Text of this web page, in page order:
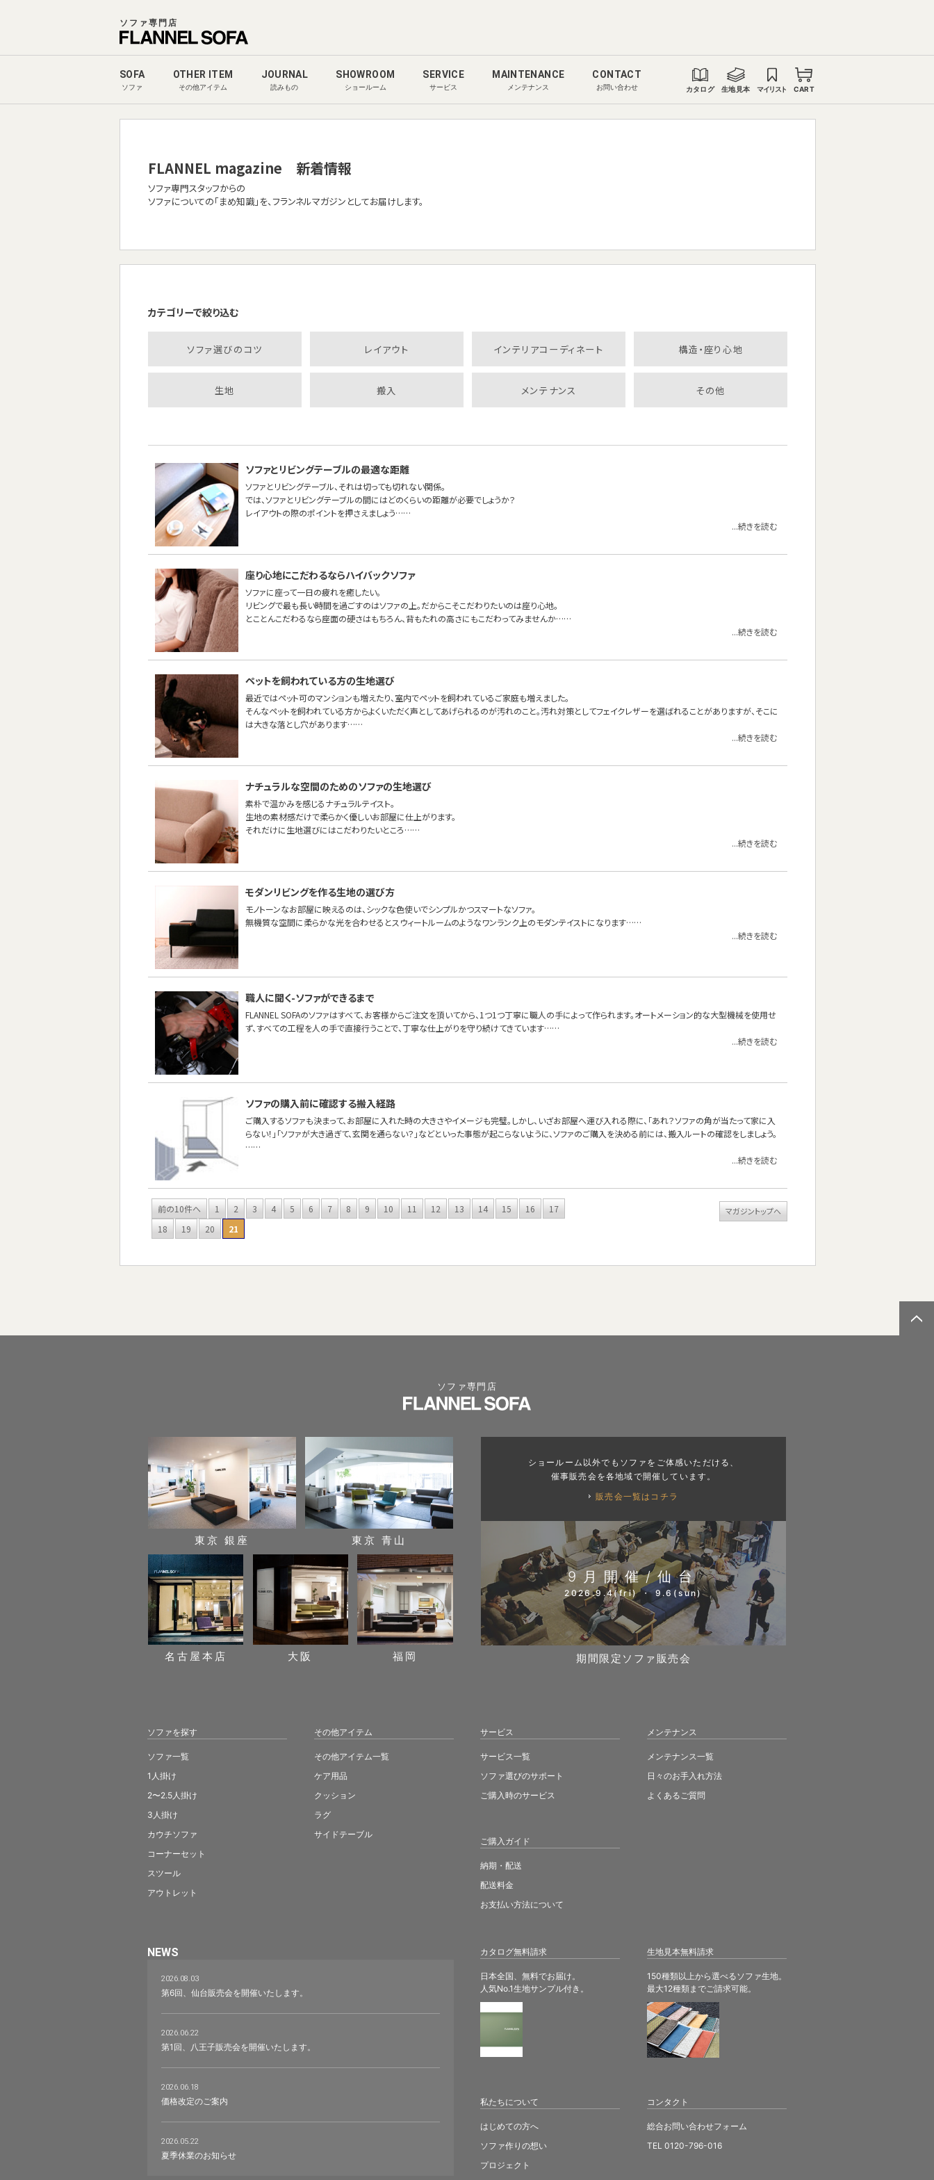
ソファ専門店
SOFA
ソファ
OTHER ITEM
その他アイテム
JOURNAL
読みもの
SHOWROOM
ショールーム
SERVICE
サービス
MAINTENANCE
メンテナンス
CONTACT
お問い合わせ カタログ 生地見本 マイリスト CART
FLANNEL magazine 新着情報
ソファ専門スタッフからの
ソファについての「まめ知識」を、フランネルマガジンとしてお届けします。
カテゴリーで絞り込む
ソファ選びのコツ レイアウト インテリアコーディネート 構造・座り心地
生地 搬入 メンテナンス その他
ソファとリビングテーブルの最適な距離
ソファとリビングテーブル、それは切っても切れない関係。
では、ソファとリビングテーブルの間にはどのくらいの距離が必要でしょうか？
レイアウトの際のポイントを押さえましょう……
...続きを読む
座り心地にこだわるならハイバックソファ
ソファに座って一日の疲れを癒したい。
リビングで最も長い時間を過ごすのはソファの上。だからこそこだわりたいのは座り心地。
とことんこだわるなら座面の硬さはもちろん、背もたれの高さにもこだわってみませんか……
...続きを読む
ペットを飼われている方の生地選び
最近ではペット可のマンションも増えたり、室内でペットを飼われているご家庭も増えました。
そんなペットを飼われている方からよくいただく声としてあげられるのが汚れのこと。汚れ対策としてフェイクレザーを選ばれることがありますが、そこに
は大きな落とし穴があります……
...続きを読む
ナチュラルな空間のためのソファの生地選び
素朴で温かみを感じるナチュラルテイスト。
生地の素材感だけで柔らかく優しいお部屋に仕上がります。
それだけに生地選びにはこだわりたいところ……
...続きを読む
モダンリビングを作る生地の選び方
モノトーンなお部屋に映えるのは、シックな色使いでシンプルかつスマートなソファ。
無機質な空間に柔らかな光を合わせるとスウィートルームのようなワンランク上のモダンテイストになります……
...続きを読む
職人に聞く-ソファができるまで
FLANNEL SOFAのソファはすべて、お客様からご注文を頂いてから、1つ1つ丁寧に職人の手によって作られます。オートメーション的な大型機械を使用せ
ず、すべての工程を人の手で直接行うことで、丁寧な仕上がりを守り続けてきています……
...続きを読む
ソファの購入前に確認する搬入経路
ご購入するソファも決まって、お部屋に入れた時の大きさやイメージも完璧。しかし、いざお部屋へ運び入れる際に、「あれ？ソファの角が当たって家に入
らない！」「ソファが大き過ぎて、玄関を通らない？」などといった事態が起こらないように、ソファのご購入を決める前には、搬入ルートの確認をしましょう。
……
...続きを読む
前の10件へ 1 2 3 4 5 6 7 8 9 10 11 12 13 14 15 16
17
18
19 20 21
マガジントップへ
ソファ専門店
カタログ無料請求
日本全国、無料でお届け。
人気No.1生地サンプル付き。
生地見本無料請求
150種類以上から選べるソファ生地。
最大12種類までご請求可能。
東京 銀座 東京 青山
名古屋本店 大阪 福岡
ショールーム以外でもソファをご体感いただける、
催事販売会を各地域で開催しています。
販売会一覧はコチラ
9月開催/仙台
2026.9.4(fri) ・ 9.6(sun)
期間限定ソファ販売会
ソファを探す
ソファ一覧
1人掛け
2〜2.5人掛け
3人掛け
カウチソファ
コーナーセット
スツール
アウトレット
その他アイテム
その他アイテム一覧
ケア用品
クッション
ラグ
サイドテーブル
サービス
サービス一覧
ソファ選びのサポート
ご購入時のサービス
ご購入ガイド
納期・配送
配送料金
お支払い方法について
メンテナンス
メンテナンス一覧
日々のお手入れ方法
よくあるご質問
NEWS
2026.08.03
第6回、仙台販売会を開催いたします。
2026.06.22
第1回、八王子販売会を開催いたします。
2026.06.18
価格改定のご案内
2026.05.22
夏季休業のお知らせ
私たちについて
はじめての方へ
ソファ作りの想い
プロジェクト
コンタクト
総合お問い合わせフォーム
TEL 0120-796-016